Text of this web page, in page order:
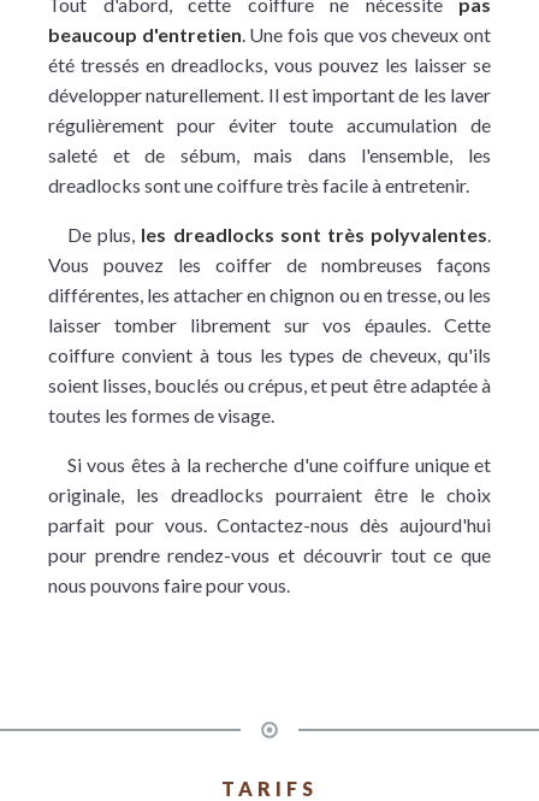
beaucoup d'entretien. Une fois que vos cheveux ont
été tressés en dreadlocks, vous pouvez les laisser se
développer naturellement. Il est important de les laver
régulièrement pour éviter toute accumulation de
saleté et de sébum, mais dans l'ensemble, les
dreadlocks sont une coiffure très facile à entretenir.
De plus, les dreadlocks sont très polyvalentes.
Vous pouvez les coiffer de nombreuses façons
différentes, les attacher en chignon ou en tresse, ou les
laisser tomber librement sur vos épaules. Cette
coiffure convient à tous les types de cheveux, qu'ils
soient lisses, bouclés ou crépus, et peut être adaptée à
toutes les formes de visage.
Si vous êtes à la recherche d'une coiffure unique et
originale, les dreadlocks pourraient être le choix
parfait pour vous. Contactez-nous dès aujourd'hui
pour prendre rendez-vous et découvrir tout ce que
nous pouvons faire pour vous.
TARIFS